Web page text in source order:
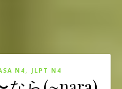
N4, JLPT N4